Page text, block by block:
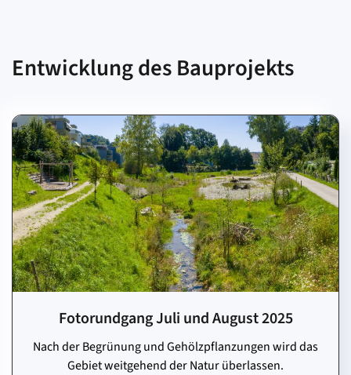
Entwicklung des Bauprojekts
Fotorundgang Juli und August 2025
Nach der Begrünung und Gehölz­pflanzungen wird das
Gebiet weitgehend der Natur überlassen.